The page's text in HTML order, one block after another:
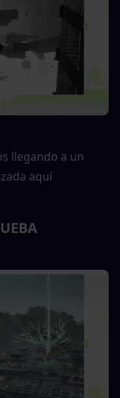
llegando a un
aquí